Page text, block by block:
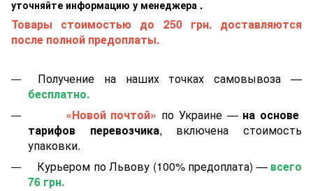
уточняйте информацию у менеджера .
Товары стоимостью до 250 грн. доставляются
после полной предоплаты.
Получение на наших точках самовывоза —
бесплатно.
«Новой почтой» по Украине — на основе
тарифов перевозчика, включена стоимость
упаковки.
Курьером по Львову (100% предоплата) — всего
76 грн.